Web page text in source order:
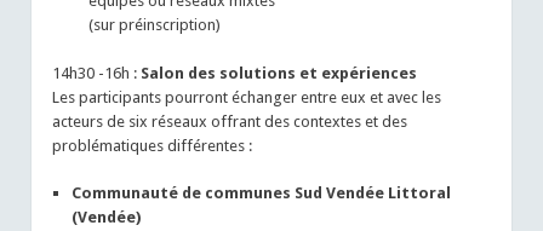
(sur préinscription)
14h30 -16h : Salon des solutions et expériences
Les participants pourront échanger entre eux et avec les
acteurs de six réseaux offrant des contextes et des
problématiques différentes :
Communauté de communes Sud Vendée Littoral
(Vendée)